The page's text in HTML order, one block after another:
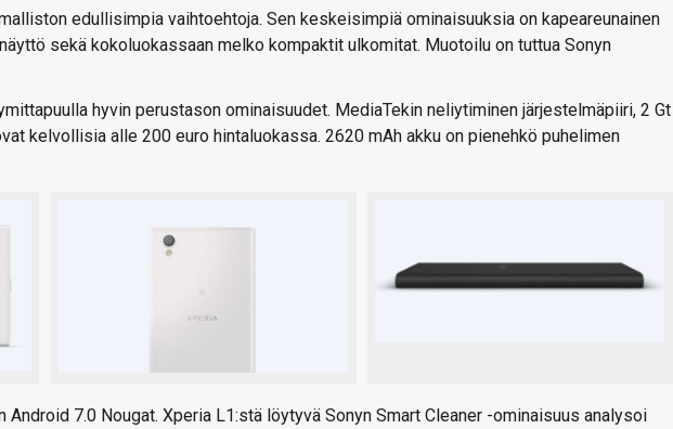
edullisimpia vaihtoehtoja. Sen keskeisimpiä ominaisuuksia on kapeareunainen
sekä kokoluokassaan melko kompaktit ulkomitat. Muotoilu on tuttua Sonyn
hyvin perustason ominaisuudet. MediaTekin neliytiminen järjestelmäpiiri, 2 Gt
kelvollisia alle 200 euro hintaluokassa. 2620 mAh akku on pienehkö puhelimen
7.0 Nougat. Xperia L1:stä löytyvä Sonyn Smart Cleaner -ominaisuus analysoi